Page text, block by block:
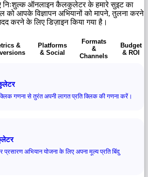
निःशुल्क ऑनलाइन कैलकुलेटर के हमारे सुइट का
आपके विज्ञापन अभियानों को मापने, तुलना करने
करने के लिए डिज़ाइन किया गया है।
&
Platforms
& Social
Formats
&
Channels
Budget
& ROI
गणना से तुरंत अपनी लागत प्रति क्लिक की गणना करें।
प्रसारण अभियान योजना के लिए अपना मूल्य प्रति बिंदु